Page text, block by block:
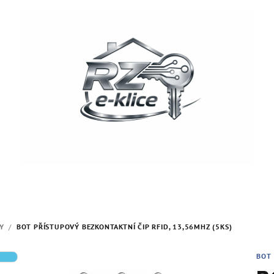
/ BOT PŘÍSTUPOVÝ BEZKONTAKTNÍ ČIP RFID, 13,56MHZ (5KS)
BOT